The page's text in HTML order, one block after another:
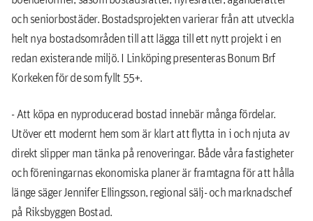
och seniorbostäder. Bostadsprojekten varierar från att utveckla
helt nya bostadsområden till att lägga till ett nytt projekt i en
redan existerande miljö. I Linköping presenteras Bonum Brf
Korkeken för de som fyllt 55+.
- Att köpa en nyproducerad bostad innebär många fördelar.
Utöver ett modernt hem som är klart att flytta in i och njuta av
direkt slipper man tänka på renoveringar. Både våra fastigheter
och föreningarnas ekonomiska planer är framtagna för att hålla
länge säger Jennifer Ellingsson, regional sälj- och marknadschef
på Riksbyggen Bostad.